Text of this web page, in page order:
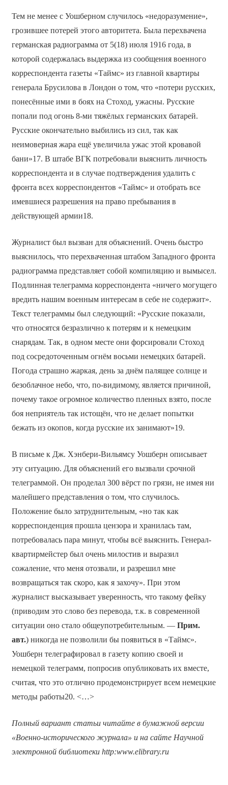
Тем не менее с Уошберном случилось «недоразумение»,
грозившее потерей этого авторитета. Была перехвачена
германская радиограмма от 5(18) июля 1916 года, в
которой содержалась выдержка из сообщения военного
корреспондента газеты «Таймс» из главной квартиры
генерала Брусилова в Лондон о том, что «потери русских,
понесённые ими в боях на Стоход, ужасны. Русские
попали под огонь 8-ми тяжёлых германских батарей.
Русские окончательно выбились из сил, так как
неимоверная жара ещё увеличила ужас этой кровавой
бани»17. В штабе ВГК потребовали выяснить личность
корреспондента и в случае подтверждения удалить с
фронта всех корреспондентов «Таймс» и отобрать все
имевшиеся разрешения на право пребывания в
действующей армии18.
Журналист был вызван для объяснений. Очень быстро
выяснилось, что перехваченная штабом Западного фронта
радиограмма представляет собой компиляцию и вымысел.
Подлинная телеграмма корреспондента «ничего могущего
вредить нашим военным интересам в себе не содержит».
Текст телеграммы был следующий: «Русские показали,
что относятся безразлично к потерям и к немецким
снарядам. Так, в одном месте они форсировали Стоход
под сосредоточенным огнём восьми немецких батарей.
Погода страшно жаркая, день за днём палящее солнце и
безоблачное небо, что, по-видимому, является причиной,
почему такое огромное количество пленных взято, после
боя неприятель так истощён, что не делает попытки
бежать из окопов, когда русские их занимают»19.
В письме к Дж. Хэнбери-Вильямсу Уошберн описывает
эту ситуацию. Для объяснений его вызвали срочной
телеграммой. Он проделал 300 вёрст по грязи, не имея ни
малейшего представления о том, что случилось.
Положение было затруднительным, «но так как
корреспонденция прошла цензора и хранилась там,
потребовалась пара минут, чтобы всё выяснить. Генерал-
квартирмейстер был очень милостив и выразил
сожаление, что меня отозвали, и разрешил мне
возвращаться так скоро, как я захочу». При этом
журналист высказывает уверенность, что такому фейку
(приводим это слово без перевода, т.к. в современной
ситуации оно стало общеупотребительным. — Прим.
авт.) никогда не позволили бы появиться в «Таймс».
Уошберн телеграфировал в газету копию своей и
немецкой телеграмм, попросив опубликовать их вместе,
считая, что это отлично продемонстрирует всем немецкие
методы работы20. <…>
Полный вариант статьи читайте в бумажной версии
«Военно-исторического журнала» и на сайте Научной
электронной библиотеки http:www.elibrary.ru